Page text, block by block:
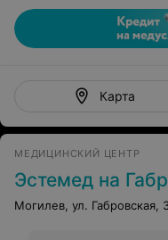
Карта
МЕДИЦИНСКИЙ ЦЕНТР
Эстемед на
Могилев, ул. Габровская,